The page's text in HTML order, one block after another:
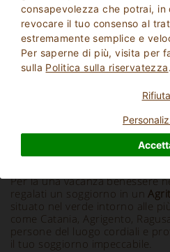
consapevolezza che potrai, in
revocare il tuo consenso al
estremamente semplice e
Per saperne di più, visita per
sulla Politica sulla riservatezza.
Rifiuta
2Adulti
0Bambini
Info e Descrizione
Per la una vacanza benessere
regalati un soggiorno in un
situato nel verde intorno alle
come Catania, Agrigento,
persone del luogo cordiali e
il tuo soggiorno impeccabile.